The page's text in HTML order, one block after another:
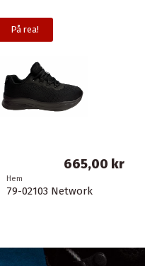
På rea!
Hem
79-02103 Network
665,00 kr